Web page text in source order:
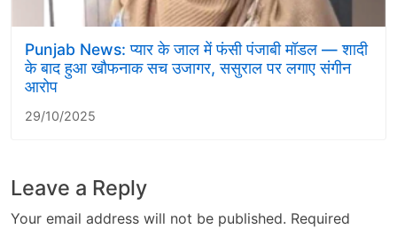
Punjab News: प्यार के जाल में फंसी पंजाबी मॉडल — शादी
के बाद हुआ खौफनाक सच उजागर, ससुराल पर लगाए संगीन
आरोप
29/10/2025
Leave a Reply
Your email address will not be published. Required